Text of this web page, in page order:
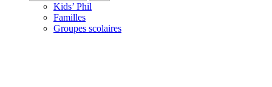
Kids’ Phil
Familles
Groupes scolaires